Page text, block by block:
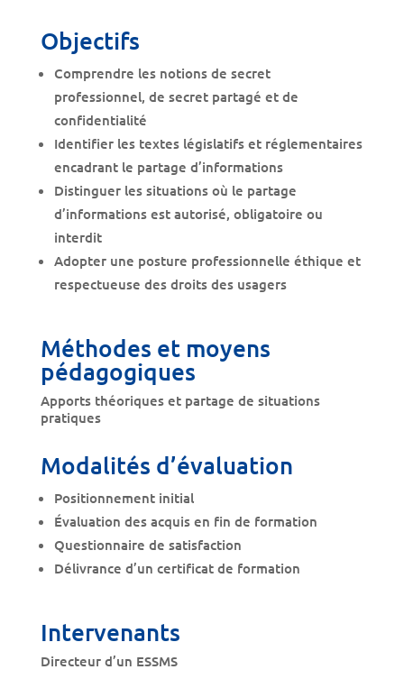
Objectifs
Comprendre les notions de secret
professionnel, de secret partagé et de
confidentialité
Identifier les textes législatifs et réglementaires
encadrant le partage d’informations
Distinguer les situations où le partage
d’informations est autorisé, obligatoire ou
interdit
Adopter une posture professionnelle éthique et
respectueuse des droits des usagers
Méthodes et moyens
pédagogiques
Apports théoriques et partage de situations
pratiques
Modalités d’évaluation
Positionnement initial
Évaluation des acquis en fin de formation
Questionnaire de satisfaction
Délivrance d’un certificat de formation
Intervenants
Directeur d’un ESSMS